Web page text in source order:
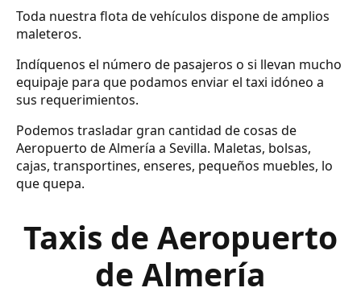
Toda nuestra flota de vehículos dispone de amplios
maleteros.
Indíquenos el número de pasajeros o si llevan mucho
equipaje para que podamos enviar el taxi idóneo a
sus requerimientos.
Podemos trasladar gran cantidad de cosas de
Aeropuerto de Almería a Sevilla. Maletas, bolsas,
cajas, transportines, enseres, pequeños muebles, lo
que quepa.
Taxis de Aeropuerto
de Almería